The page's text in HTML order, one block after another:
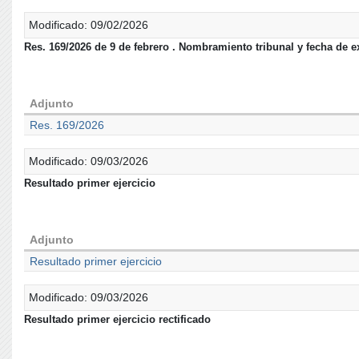
Modificado: 09/02/2026
Res. 169/2026 de 9 de febrero . Nombramiento tribunal y fecha de
Adjunto
Res. 169/2026
Modificado: 09/03/2026
Resultado primer ejercicio
Adjunto
Resultado primer ejercicio
Modificado: 09/03/2026
Resultado primer ejercicio rectificado